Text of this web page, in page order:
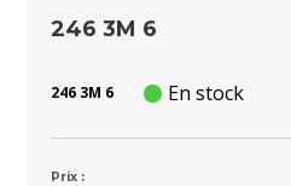
246 3M 6
246 3M 6 En stock
Prix :